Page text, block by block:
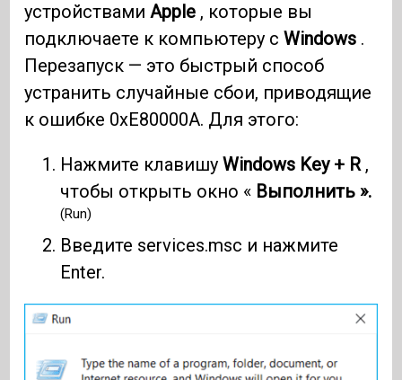
устройствамиApple , которые вы
подключаете к компьютеру сWindows .
Перезапуск — это быстрый способ
устранить случайные сбои, приводящие
к ошибке 0xE80000A. Для этого:
Нажмите клавишуWindows Key + R,
чтобы открыть окно « Выполнить ».
(Run)
Введите services.msc и нажмите
Enter.